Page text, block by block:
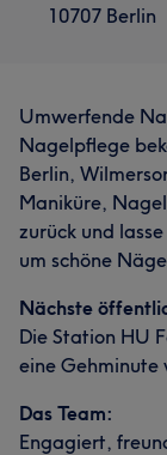
10707 Berlin
Umwerfende
Nagelpflege
Berlin,
Maniküre,
zurück und
um schöne
Nächste
Die Station HU
eine Gehminute
Das Team:
Engagiert,